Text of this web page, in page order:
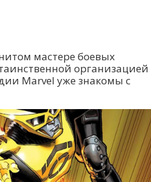
мастере боевых
организацией
Marvel уже знакомы с